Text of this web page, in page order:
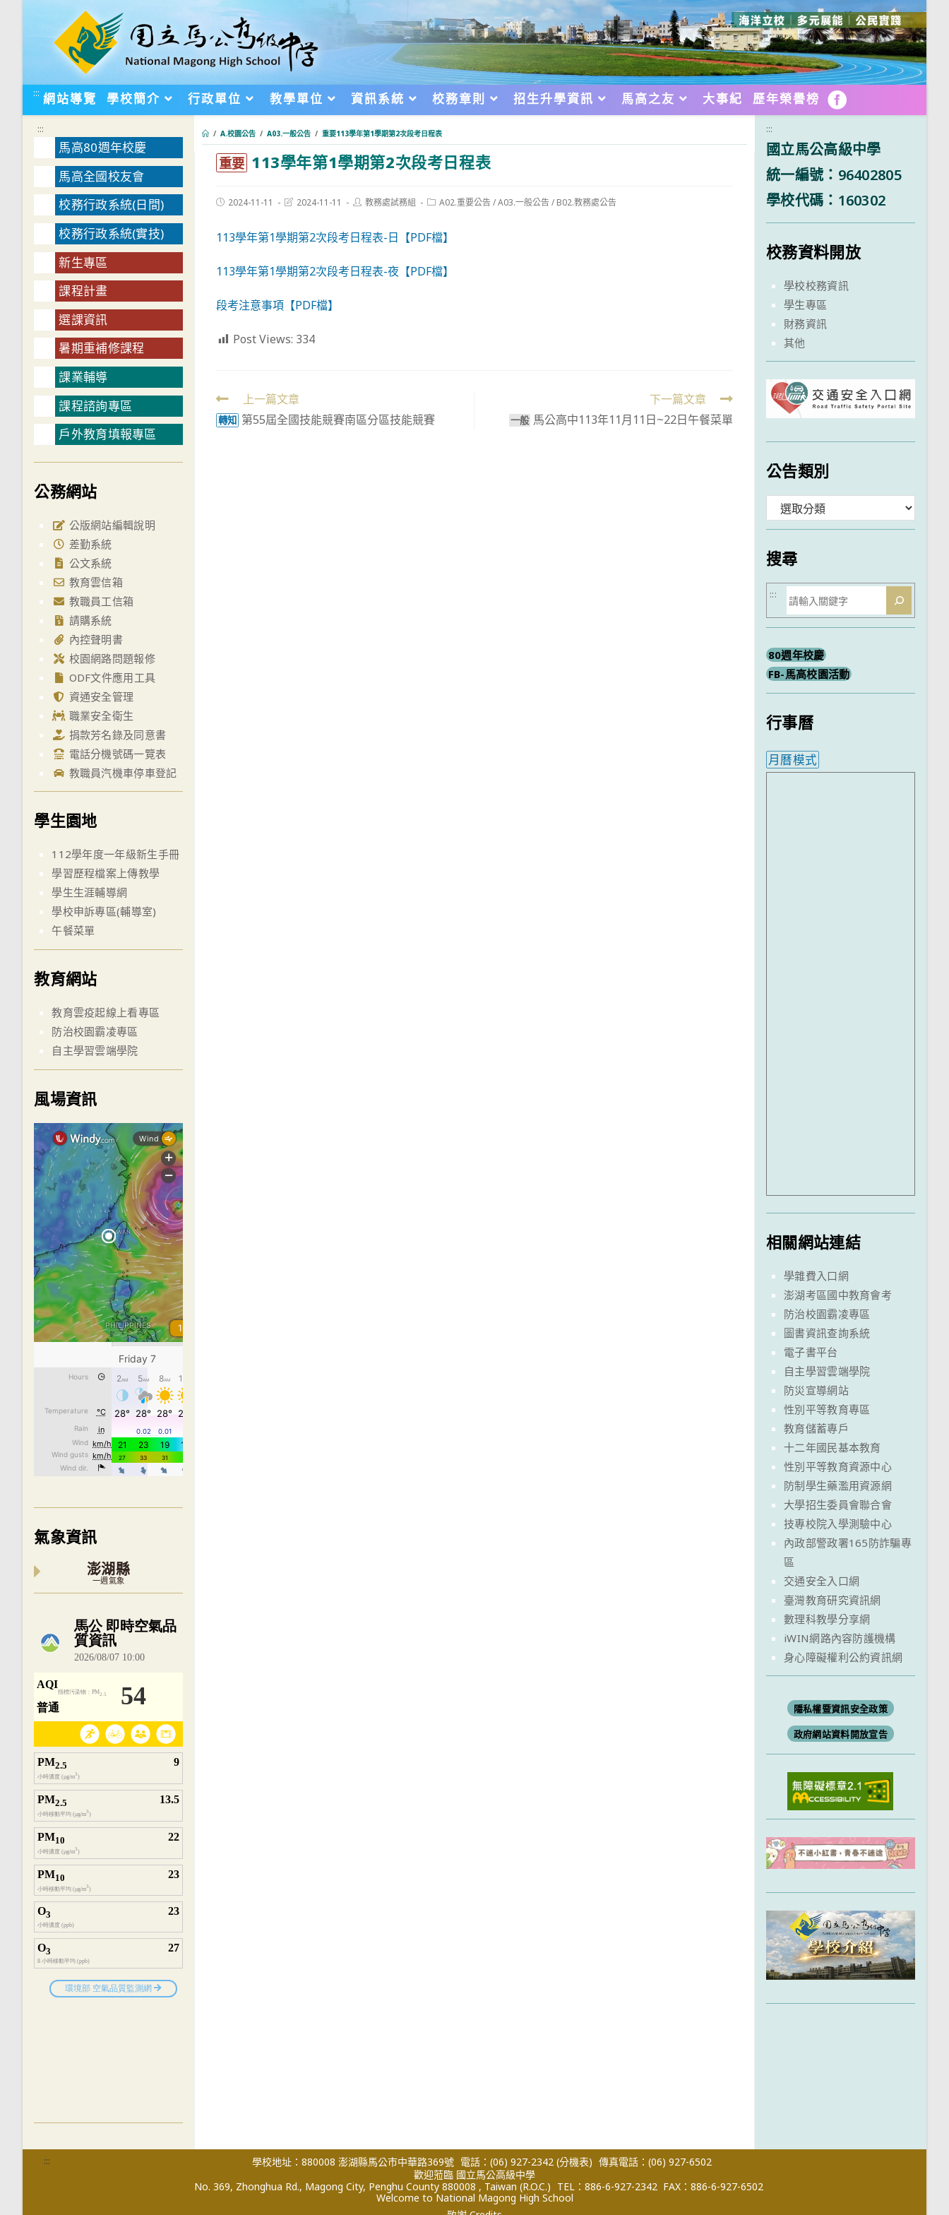
::: 網站導覽 學校簡介 行政單位 教學單位 資訊系統 校務章則 招生升學資訊 馬高之友 大事紀 歷年榮譽榜 FB
/ A.校園公告 / A03.一般公告 / 重要113學年第1學期第2次段考日程表
重要 113學年第1學期第2次段考日程表
Post2024-11-11
Post2024-11-11
Post教務處試務組
PostA02.重要公告/A03.一般公告/ B02.教務處公告
113學年第1學期第2次段考日程表-日【PDF檔】
113學年第1學期第2次段考日程表-夜【PDF檔】
段考注意事項【PDF檔】
Post Views: 334
Read
more
上一篇文章
轉知 第55屆全國技能競賽南區分區技能競賽
下一篇文章
⼀般 馬公高中113年11月11日~22日午餐菜單
:::
馬高80週年校慶
馬高全國校友會
校務行政系統(日間)
校務行政系統(實技)
新生專區
課程計畫
選課資訊
暑期重補修課程
課業輔導
課程諮詢專區
戶外教育填報專區
公務網站
公版網站編輯說明
差勤系統
公文系統
教育雲信箱
教職員工信箱
請購系統
內控聲明書
校園網路問題報修
ODF文件應用工具
資通安全管理
職業安全衛生
捐款芳名錄及同意書
電話分機號碼一覽表
教職員汽機車停車登記
學生園地
112學年度一年級新生手冊
學習歷程檔案上傳教學
學生生涯輔導網
學校申訴專區(輔導室)
午餐菜單
教育網站
教育雲疫起線上看專區
防治校園霸凌專區
自主學習雲端學院
風場資訊
氣象資訊
澎湖縣
一週氣象
內嵌空氣品質小工具為視覺預覽，完整即時空氣品質資料請開啟
:::
國立馬公高級中學
統一編號：96402805
學校代碼：160302
校務資料開放
學校校務資訊
學生專區
財務資訊
其他
公告類別
類
搜尋
搜
尋
:::
80週年校慶
FB-馬高校園活動
行事曆
月曆模式
相關網站連結
學雜費入口網
澎湖考區國中教育會考
防治校園霸凌專區
圖書資訊查詢系統
電子書平台
自主學習雲端學院
防災宣導網站
性別平等教育專區
教育儲蓄專戶
十二年國民基本教育
性別平等教育資源中心
防制學生藥濫用資源網
大學招生委員會聯合會
技專校院入學測驗中心
內政部警政署165防詐騙專
區
交通安全入口網
臺灣教育研究資訊網
數理科教學分享網
iWIN網路內容防護機構
身心障礙權利公約資訊網
隱私權暨資訊安全政策
政府網站資料開放宣告
::: 學校地址：880008 澎湖縣馬公市中華路369號 電話：(06) 927-2342 (分機表) 傳真電話：(06) 927-6502
歡迎蒞臨 國立馬公高級中學
No. 369, Zhonghua Rd., Magong City, Penghu County 880008 , Taiwan (R.O.C.) TEL：886-6-927-2342 FAX：886-6-927-6502
Welcome to National Magong High School